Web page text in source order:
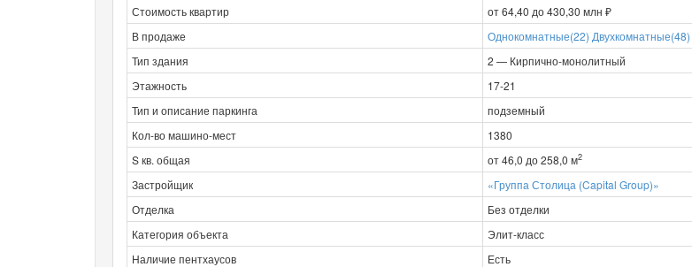
Стоимость квартир
от 64,40 до 430,30 млн ₽
В продаже
Однокомнатные(22) Двухкомнатные(48)
Тип здания
2 — Кирпично-монолитный
Этажность
17-21
Тип и описание паркинга
подземный
Кол-во машино-мест
1380
S кв. общая
от 46,0 до 258,0 м2
Застройщик
«Группа Столица (Capital Group)»
Отделка
Без отделки
Категория объекта
Элит-класс
Наличие пентхаусов
Есть